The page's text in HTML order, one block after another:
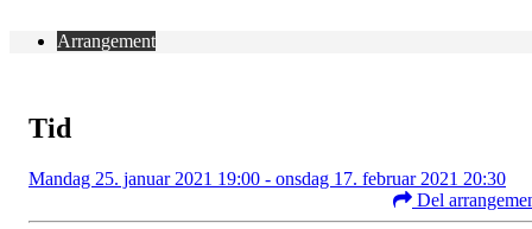
Arrangement
Tid
Mandag 25. januar 2021 19:00 - onsdag 17. februar 2021 20:30
Del